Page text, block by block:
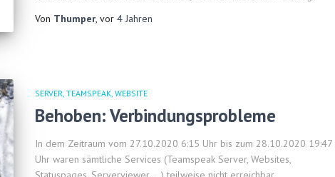
Von Thumper, vor 4 Jahren
SERVER TEAMSPEAK WEBSITE
Behoben: Verbindungsprobleme
In dem Zeitraum vom 27.10.2020 6:15 Uhr bis zum 28.10.2020 19:47
Uhr waren sämtliche Services (Teamspeak Server, Websites,